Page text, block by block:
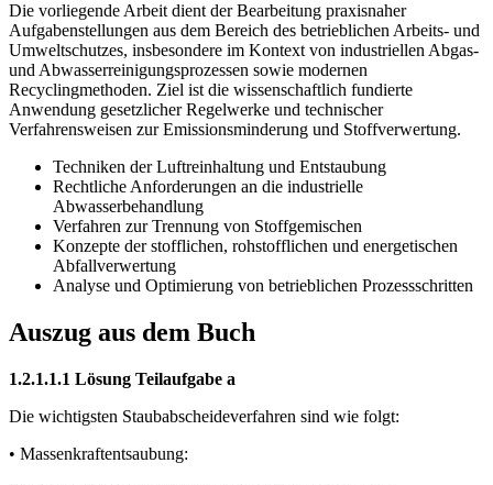
Die vorliegende Arbeit dient der Bearbeitung praxisnaher
Aufgabenstellungen aus dem Bereich des betrieblichen Arbeits- und
Umweltschutzes, insbesondere im Kontext von industriellen Abgas-
und Abwasserreinigungsprozessen sowie modernen
Recyclingmethoden. Ziel ist die wissenschaftlich fundierte
Anwendung gesetzlicher Regelwerke und technischer
Verfahrensweisen zur Emissionsminderung und Stoffverwertung.
Techniken der Luftreinhaltung und Entstaubung
Rechtliche Anforderungen an die industrielle
Abwasserbehandlung
Verfahren zur Trennung von Stoffgemischen
Konzepte der stofflichen, rohstofflichen und energetischen
Abfallverwertung
Analyse und Optimierung von betrieblichen Prozessschritten
Auszug aus dem Buch
1.2.1.1.1 Lösung Teilaufgabe a
Die wichtigsten Staubabscheideverfahren sind wie folgt:
• Massenkraftentsaubung: